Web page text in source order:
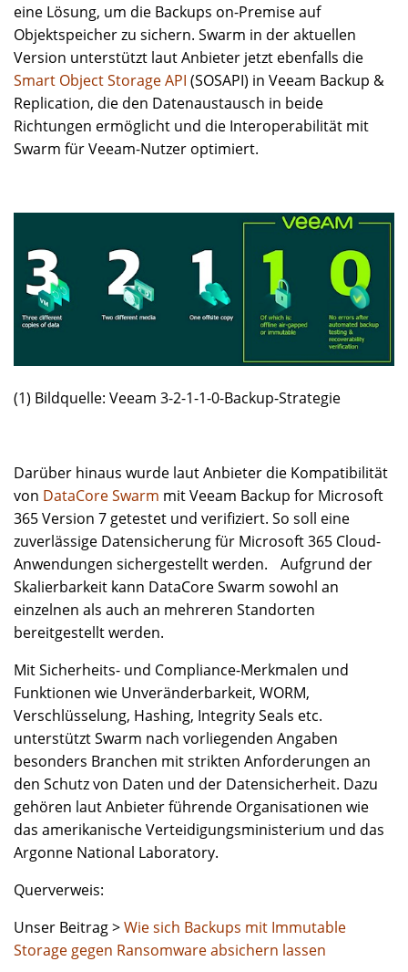
eine Lösung, um die Backups on-Premise auf
Objektspeicher zu sichern. Swarm in der aktuellen
Version unterstützt laut Anbieter jetzt ebenfalls die
Smart Object Storage API (SOSAPI) in Veeam Backup &
Replication, die den Datenaustausch in beide
Richtungen ermöglicht und die Interoperabilität mit
Swarm für Veeam-Nutzer optimiert.
(1) Bildquelle: Veeam 3-2-1-1-0-Backup-Strategie
Darüber hinaus wurde laut Anbieter die Kompatibilität
von DataCore Swarm mit Veeam Backup for Microsoft
365 Version 7 getestet und verifiziert. So soll eine
zuverlässige Datensicherung für Microsoft 365 Cloud-
Anwendungen sichergestellt werden. Aufgrund der
Skalierbarkeit kann DataCore Swarm sowohl an
einzelnen als auch an mehreren Standorten
bereitgestellt werden.
Mit Sicherheits- und Compliance-Merkmalen und
Funktionen wie Unveränderbarkeit, WORM,
Verschlüsselung, Hashing, Integrity Seals etc.
unterstützt Swarm nach vorliegenden Angaben
besonders Branchen mit strikten Anforderungen an
den Schutz von Daten und der Datensicherheit. Dazu
gehören laut Anbieter führende Organisationen wie
das amerikanische Verteidigungsministerium und das
Argonne National Laboratory.
Querverweis:
Unser Beitrag >Wie sich Backups mit Immutable
Storage gegen Ransomware absichern lassen